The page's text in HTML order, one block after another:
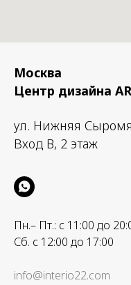
Москва
Центр дизайна
ул. Нижняя
Вход B, 2 этаж
Пн.– Пт.: с 11:00 до
Сб. с 12:00 до 17:00
info@interio22.com